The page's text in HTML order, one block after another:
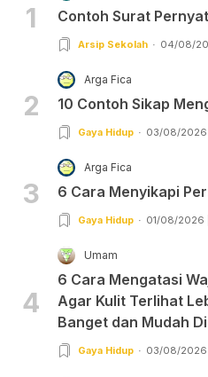
1 Contoh Surat
Arsip Sekolah 04/08/
2
Arga Fica
10 Contoh Sikap
Gaya Hidup 03/08/2026
3
Arga Fica
6 Cara Menyikapi
Gaya Hidup 01/08/2026
4
Umam
6 Cara Mengatasi
Agar Kulit Terlihat
Banget dan Mudah
Gaya Hidup 03/08/2026